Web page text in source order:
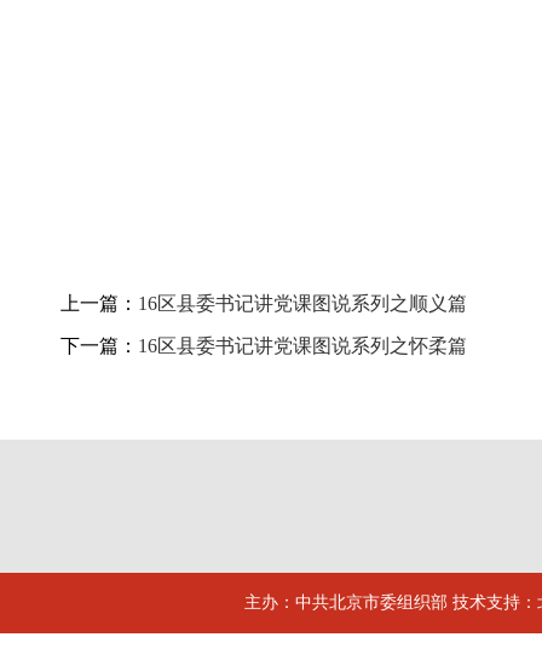
上一篇： 16区县委书记讲党课图说系列之顺义篇
下一篇： 16区县委书记讲党课图说系列之怀柔篇
主办：中共北京市委组织部 技术支持